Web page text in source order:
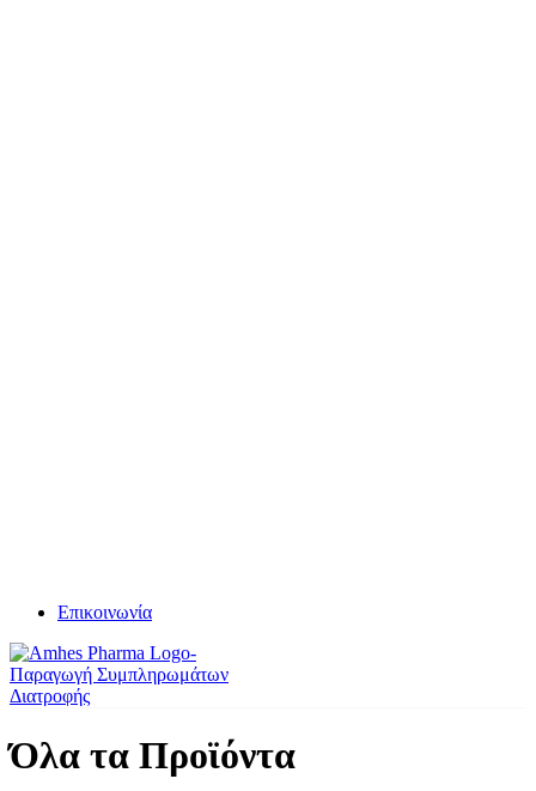
Επικοινωνία
Όλα τα Προϊόντα